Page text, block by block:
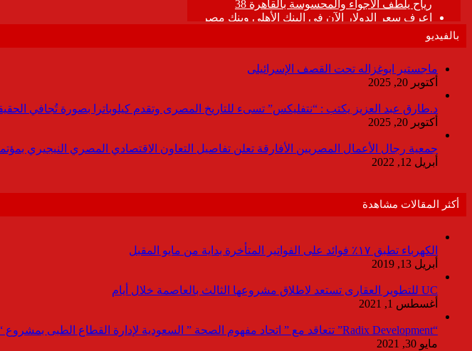
بالفيديو
ماجستير ابوغزاله تحت القصف الإسرائيلى
أكتوبر 20, 2025
د.طارق عبد العزيز يكتب : “نتفليكس” تسىء للتاريخ المصرى وتقدم كيلوباترا بصورة تُجافي الحقيقة
أكتوبر 20, 2025
جمعية رجال الأعمال المصريين الأفارقة تعلن تفاصيل التعاون الاقتصادي المصري النيجيري
أبريل 12, 2022
أكثر المقالات مشاهدة
الكهرباء تطبق ١٧٪ فوائد على الفواتير المتأخرة بداية من مايو المقبل
أبريل 13, 2019
UC للتطوير العقارى تستعد لاطلاق مشروعها الثالث بالعاصمة خلال أيام
أغسطس 1, 2021
“Radix Development” تتعاقد مع ” اتحاد مفهوم الصحة ” السعودية لإدارة القطاع الطبى بمشروع “Agile ” فى العاصمة الإدارية
مايو 30, 2021